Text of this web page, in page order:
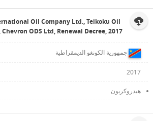
Oil Company Ltd., Teikoku Oil
Chevron ODS Ltd, Renewal Decree, 2017
جمهورية الكونغو الديمقراطية
2017
هيدروكربون